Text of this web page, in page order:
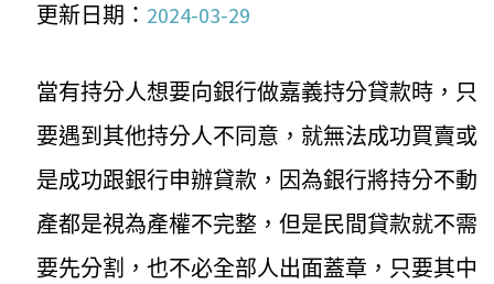
更新日期： 2024-03-29
當有持分人想要向銀行做嘉義持分貸款時，只
要遇到其他持分人不同意，就無法成功買賣或
是成功跟銀行申辦貸款，因為銀行將持分不動
產都是視為產權不完整，但是民間貸款就不需
要先分割，也不必全部人出面蓋章，只要其中